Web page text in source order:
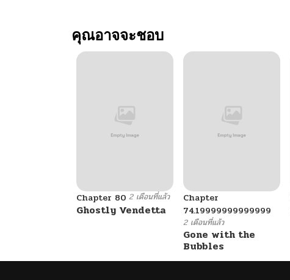
ตอนที่ 10
ตอนที่ 7
คุณอาจจะชอบ
Chapter 80 2 เดือนที่แล้ว
Ghostly Vendetta
Chapter
74.19999999999999
2 เดือนที่แล้ว
Gone with the
Bubbles